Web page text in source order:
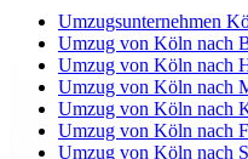
Umzugsunternehmen
Umzug von Köln nach
Umzug von Köln nach
Umzug von Köln nach
Umzug von Köln nach
Umzug von Köln nach
Umzug von Köln nach